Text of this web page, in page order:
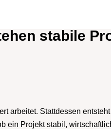
stabile
arbeitet. Stattdessen
Projekt stabil,